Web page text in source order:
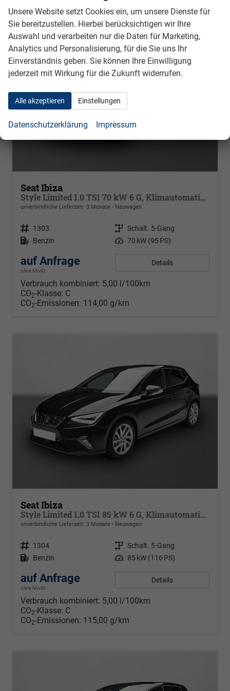
Seat Ibiza
Style Limited 1.0 TSI 70 kW 6 G, Klimautomatik 2 Zonen, Sitzheizung, Full-Link, PDC v+h, Rückkamera, 4 elektr. Fensterheber, dunkel get. Scheiben,Spiegel beheizb+ klappbar, Vordersitze hvst,6 Lautspr, LED
unverbindliche Lieferzeit: 3 Monate Neuwagen
Fahrzeugnr. 1303 Getriebe Schalt. 5-Gang
Kraftstoff Benzin Leistung 70 kW (95 PS)
auf Anfrage
ohne MwSt.
Details
Verbrauch kombiniert: 5,00 l/100km
CO2-Klasse: C
CO2-Emissionen: 114,00 g/km
Seat Ibiza
Style Limited 1.0 TSI 85 kW 6 G, Klimautomatik 2 Zonen, Sitzheizung, Full-Link, PDC v+h, Rückkamera, 4 elektr. Fensterheber, dunkel get. Scheiben,Spiegel beheizb+ klappbar, Vordersitze hvst,6 Lautspr, LED
unverbindliche Lieferzeit: 3 Monate Neuwagen
Fahrzeugnr. 1304 Getriebe Schalt. 5-Gang
Kraftstoff Benzin Leistung 85 kW (116 PS)
auf Anfrage
ohne MwSt.
Details
Verbrauch kombiniert: 5,00 l/100km
CO2-Klasse: C
CO2-Emissionen: 115,00 g/km
Unsere Website setzt Cookies ein, um unsere Dienste für
Sie bereitzustellen. Hierbei berücksichtigen wir Ihre
Auswahl und verarbeiten nur die Daten für Marketing,
Analytics und Personalisierung, für die Sie uns Ihr
Einverständnis geben. Sie können Ihre Einwilligung
jederzeit mit Wirkung für die Zukunft widerrufen.
Alle akzeptieren Einstellungen
Datenschutzerklärung Impressum